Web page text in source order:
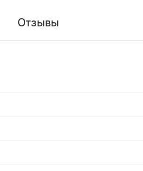
Отзывы